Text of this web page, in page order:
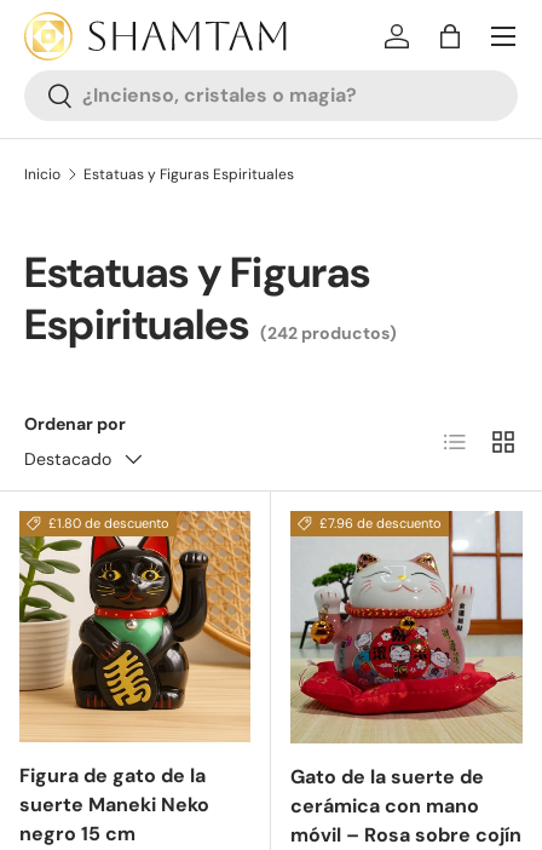
SALTAR AL CONTENIDO
Buscar
Buscar
Iniciar sesión
Bolsa
Inicio Estatuas y Figuras Espirituales
Estatuas y Figuras
Espirituales (242 productos)
Ordenar por
Destacado
Lista
£1.80 de descuento
Figura de gato de la
suerte Maneki Neko
negro 15 cm
£7.96 de descuento
Gato de la suerte de
cerámica con mano
móvil – Rosa sobre cojín